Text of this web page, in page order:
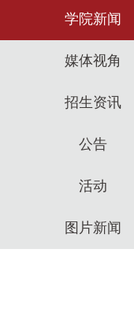
学院新闻
媒体视角
招生资讯
公告
活动
图片新闻